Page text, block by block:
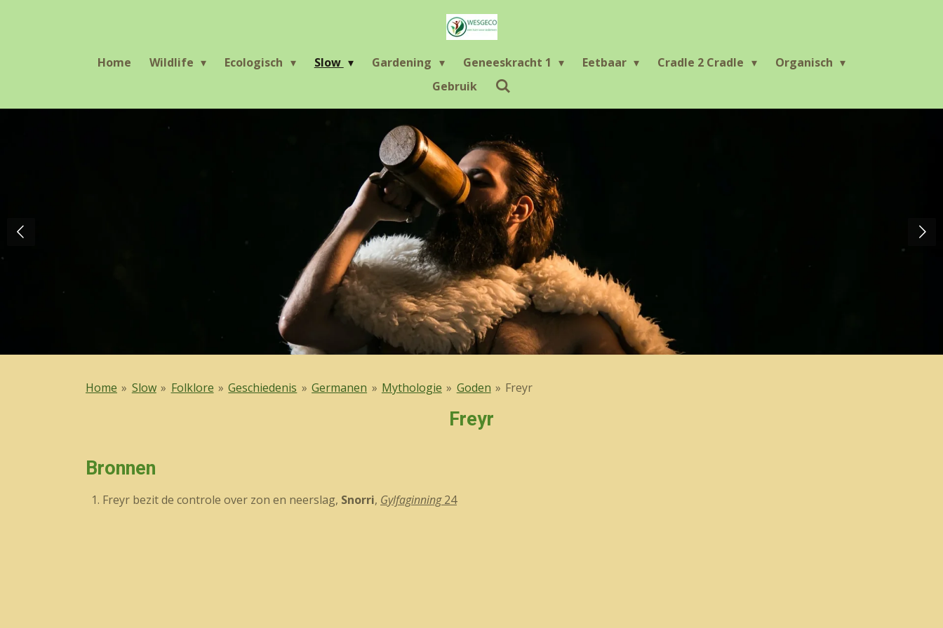
Home Wildlife Ecologisch Slow Gardening Geneeskracht 1 Eetbaar Cradle 2 Cradle
Organisch
Gebruik
Home » Slow » Folklore » Geschiedenis » Germanen » Mythologie » Goden » Freyr
Freyr
Bronnen
Freyr bezit de controle over zon en neerslag, Snorri, Gylfaginning24